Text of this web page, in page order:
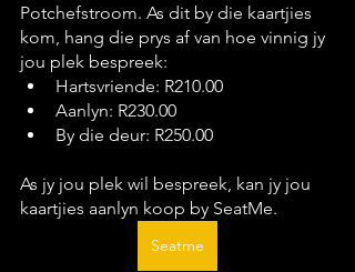
Potchefstroom. As dit by die kaartjies
kom, hang die prys af van hoe vinnig jy
jou plek bespreek:
Hartsvriende: R210.00
Aanlyn: R230.00
By die deur: R250.00
As jy jou plek wil bespreek, kan jy jou
kaartjies aanlyn koop by SeatMe.
Seatme